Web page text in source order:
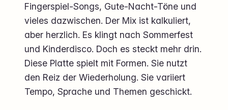
Fingerspiel-Songs, Gute-Nacht-Töne und
vieles dazwischen. Der Mix ist kalkuliert,
aber herzlich. Es klingt nach Sommerfest
und Kinderdisco. Doch es steckt mehr drin.
Diese Platte spielt mit Formen. Sie nutzt
den Reiz der Wiederholung. Sie variiert
Tempo, Sprache und Themen geschickt.